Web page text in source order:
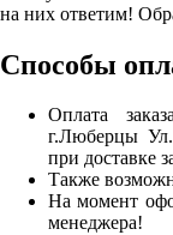
на них ответим!
Способы
Оплата
г.Люберцы
при доставке
Также
На момент
менеджера!